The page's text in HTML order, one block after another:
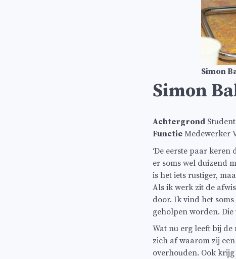
Simon
Simon
Achtergrond
Functie Medewerker
‘De eerste paar
er soms wel duizend
is het iets rustiger,
Als ik werk zit de
door. Ik vind het
geholpen worden.
Wat nu erg leeft bij
zich af waarom zij
overhouden. Ook